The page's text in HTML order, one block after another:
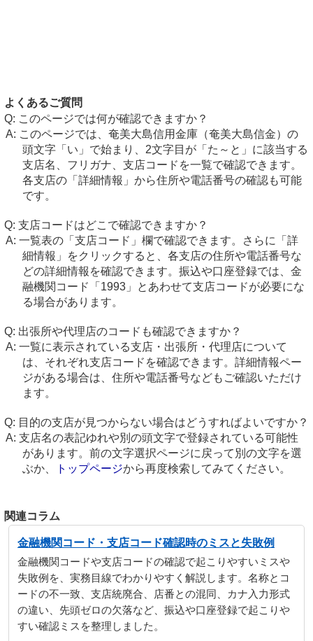
よくあるご質問
このページでは何が確認できますか？
このページでは、奄美大島信用金庫（奄美大島信金）の
頭文字「い」で始まり、2文字目が「た～と」に該当する
支店名、フリガナ、支店コードを一覧で確認できます。
各支店の「詳細情報」から住所や電話番号の確認も可能
です。
支店コードはどこで確認できますか？
一覧表の「支店コード」欄で確認できます。さらに「詳
細情報」をクリックすると、各支店の住所や電話番号な
どの詳細情報を確認できます。振込や口座登録では、金
融機関コード「1993」とあわせて支店コードが必要にな
る場合があります。
出張所や代理店のコードも確認できますか？
一覧に表示されている支店・出張所・代理店について
は、それぞれ支店コードを確認できます。詳細情報ペー
ジがある場合は、住所や電話番号などもご確認いただけ
ます。
目的の支店が見つからない場合はどうすればよいですか？
支店名の表記ゆれや別の頭文字で登録されている可能性
があります。前の文字選択ページに戻って別の文字を選
ぶか、
トップページから再度検索してみてください。
関連コラム
金融機関コード・支店コード確認時のミスと失敗例
金融機関コードや支店コードの確認で起こりやすいミスや
失敗例を、実務目線でわかりやすく解説します。名称とコ
ードの不一致、支店統廃合、店番との混同、カナ入力形式
の違い、先頭ゼロの欠落など、振込や口座登録で起こりや
すい確認ミスを整理しました。